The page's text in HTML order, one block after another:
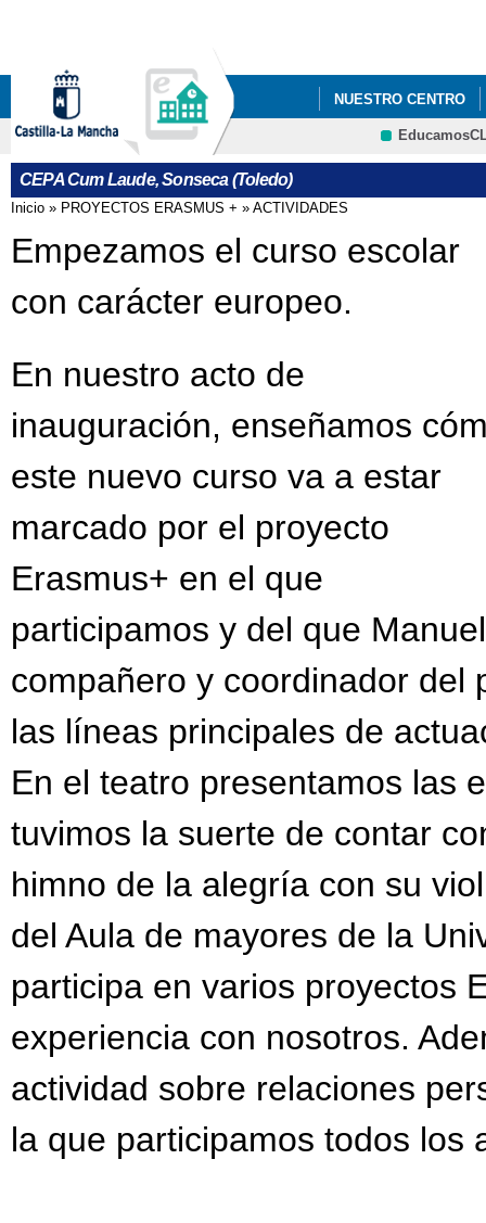
NUESTRO CENTRO
QUÉ HACEMOS
CEPA Cum Laude, Sonseca (Toledo)
Se encuentra usted aquí
Inicio » PROYECTOS ERASMUS + » ACTIVIDADES
Empezamos el curso escolar
con carácter europeo.
En nuestro acto de
inauguración, enseñamos
este nuevo curso va a estar
marcado por el proyecto
Erasmus+ en el que
participamos y del que
compañero y coordinador del
las líneas principales de
En el teatro presentamos las
tuvimos la suerte de contar
himno de la alegría con su
del Aula de mayores de la
participa en varios proyectos
experiencia con nosotros.
actividad sobre relaciones
la que participamos todos los